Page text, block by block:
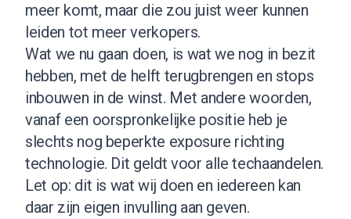
meer komt, maar die zou juist weer kunnen
leiden tot meer verkopers.
Wat we nu gaan doen, is wat we nog in bezit
hebben, met de helft terugbrengen en stops
inbouwen in de winst. Met andere woorden,
vanaf een oorspronkelijke positie heb je
slechts nog beperkte exposure richting
technologie. Dit geldt voor alle techaandelen.
Let op: dit is wat wij doen en iedereen kan
daar zijn eigen invulling aan geven.